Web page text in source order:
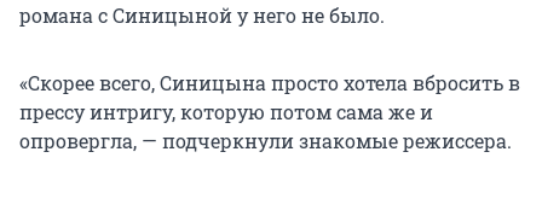
романа с Синицыной у него не было.
«Скорее всего, Синицына просто хотела вбросить в
прессу интригу, которую потом сама же и
опровергла, — подчеркнули знакомые режиссера.